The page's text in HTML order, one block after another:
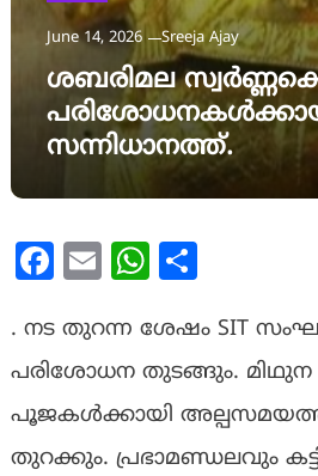
June 14, 2026 Sreeja Ajay
ശബരിമല
സന്നിധാനത്ത്.
Facebook
Email WhatsApp
. നട തുറന്ന ശേഷം SIT
പരിശോധന തുടങ്ങും. മിഥുന
പൂജകൾക്കായി
തുറക്കും. പ്രഭാമണ്ഡലവും